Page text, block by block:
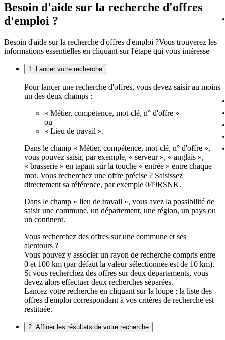
Besoin d'aide sur la recherche d'offres
d'emploi ?
Besoin d'aide sur la recherche d'offres d'emploi ?Vous trouverez les
informations essentielles en cliquant sur l'étape qui vous intéresse
1. Lancer votre recherche
Pour lancer une recherche d'offres, vous devez saisir au moins
un des deux champs :
« Métier, compétence, mot-clé, n° d'offre »
ou
« Lieu de travail ».
Dans le champ « Métier, compétence, mot-clé, n° d'offre »,
vous pouvez saisir, par exemple, « serveur », « anglais »,
« brasserie » en tapant sur la touche « entrée » entre chaque
mot. Vous recherchez une offre précise ? Saisissez
directement sa référence, par exemple 049RSNK.
Dans le champ « lieu de travail », vous avez la possibilité de
saisir une commune, un département, une région, un pays ou
un continent.
Vous recherchez des offres sur une commune et ses
alentours ?
Vous pouvez y associer un rayon de recherche compris entre
0 et 100 km (par défaut la valeur sélectionnée est de 10 km).
Si vous recherchez des offres sur deux départements, vous
devez alors effectuer deux recherches séparées.
Lancez votre recherche en cliquant sur la loupe ; la liste des
offres d'emploi correspondant à vos critères de recherche est
restituée.
2. Affiner les résultats de votre recherche